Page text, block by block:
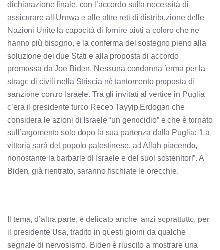
dichiarazione finale, con l’accordo sulla necessità di
assicurare all’Unrwa e alle altre reti di distribuzione delle
Nazioni Unite la capacità di fornire aiuti a coloro che ne
hanno più bisogno, e la conferma del sostegno pieno alla
soluzione dei due Stati e alla proposta di accordo
promossa da Joe Biden. Nessuna condanna ferma per la
strage di civili nella Striscia né tantomento proposta di
sanzione contro Israele. Tra gli invitati al vertice in Puglia
c’era il presidente turco Recep Tayyip Erdogan che
considera le azioni di Israele “un genocidio” e che è tornato
sull’argomento solo dopo la sua partenza dalla Puglia: “La
vittoria sarà del popolo palestinese, ad Allah piacendo,
nonostante la barbarie di Israele e dei suoi sostenitori”. A
Biden, già rientrato, saranno fischiate le orecchie.
Il tema, d’altra parte, è delicato anche, anzi soprattutto, per
il presidente Usa, tradito in questi giorni da qualche
segnale di nervosismo. Biden è riuscito a mostrare una